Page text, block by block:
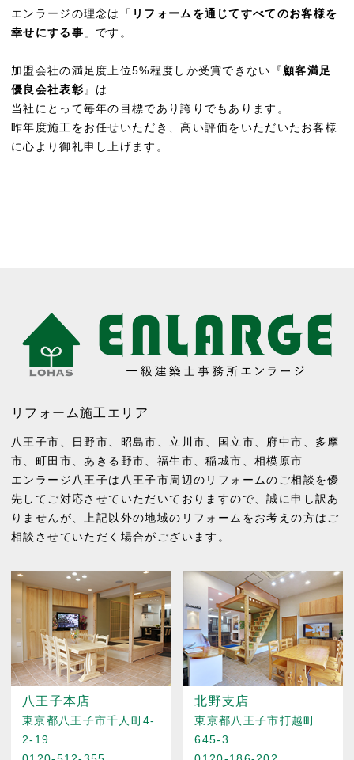
エンラージの理念は「 リフォームを通じてすべてのお客様を
幸せにする事 」です。
加盟会社の満足度上位5%程度しか受賞できない『顧客満足
優良会社表彰 』は
当社にとって毎年の目標であり誇りでもあります。
昨年度施工をお任せいただき、高い評価をいただいたお客様
に心より御礼申し上げます。
リフォーム施工エリア
八王子市 日野市 昭島市 立川市 国立市 府中市
多摩
市
町田市 あきる野市 福生市 、稲城市 、相模原市
エンラージ八王子は八王子市周辺のリフォームのご相談を優
先してご対応させていただいておりますので、誠に申し訳あ
りませんが、上記以外の地域のリフォームをお考えの方はご
相談させていただく場合がございます。
八王子本店
東京都八王子市千人町4-
2-19
北野支店
東京都八王子市打越町
645-3